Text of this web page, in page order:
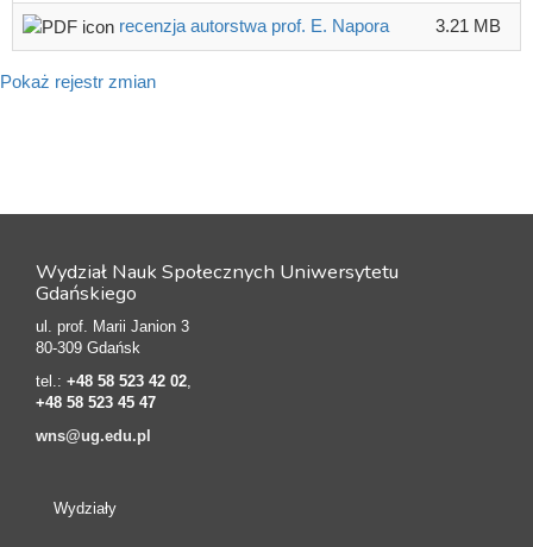
recenzja autorstwa prof. E. Napora 3.21 MB
Pokaż rejestr zmian
Wydział Nauk Społecznych Uniwersytetu
Gdańskiego
ul. prof. Marii Janion 3
80-309 Gdańsk
tel.: +48 58 523 42 02
+48 58 523 45 47
wns@ug.edu.pl
Wydziały